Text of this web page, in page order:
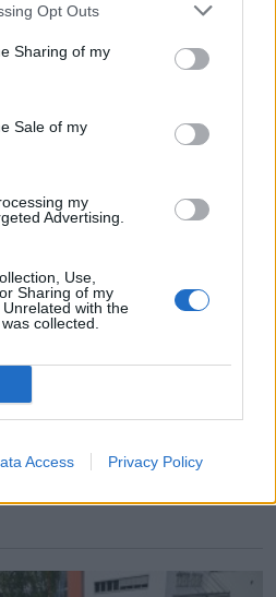
Opt Outs
Sharing of my
Sale of my
my
Advertising.
Use,
Sharing of my
with the
collected.
Access Privacy Policy
meccsén
nyolcaddöntőjében. Egy